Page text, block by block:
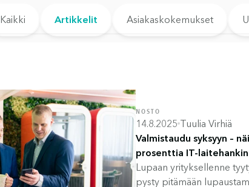
Kaikki Artikkelit Asiakaskokemukset
NOSTO
14.8.2025 Tuulia Virhiä
Valmistaudu syksyyn –
prosenttia IT-
Lupaan yrityksellenne
pysty pitämään